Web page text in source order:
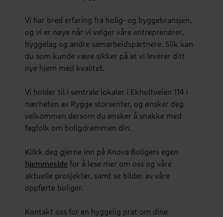
Vi har bred erfaring fra bolig- og byggebransjen,
og vi er nøye når vi velger våre entreprenører,
byggelag og andre samarbeidspartnere. Slik kan
du som kunde være sikker på at vi leverer ditt
nye hjem med kvalitet.
Vi holder til i sentrale lokaler i Ekholtveien 114 i
nærheten av Rygge storsenter, og ønsker deg
velkommen dersom du ønsker å snakke med
fagfolk om boligdrømmen din.
Klikk deg gjerne inn på Anova Boligers egen
hjemmesidefor å lese mer om oss og våre
aktuelle prosjekter, samt se bilder av våre
oppførte boliger.
Kontakt oss for en hyggelig prat om dine